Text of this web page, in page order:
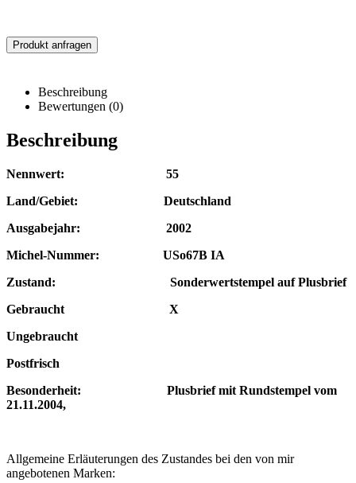
Produkt anfragen
Beschreibung
Bewertungen (0)
Beschreibung
Nennwert: 55
Land/Gebiet: Deutschland
Ausgabejahr: 2002
Michel-Nummer: USo67B IA
Zustand: Sonderwertstempel auf Plusbrief
Gebraucht X
Ungebraucht
Postfrisch
Besonderheit: Plusbriefmit Rundstempel vom
21.11.2004,
Allgemeine Erläuterungen des Zustandes bei den von mir
angebotenen Marken: